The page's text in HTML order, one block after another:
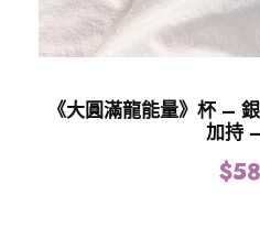
《大圓滿龍能量》杯 –
加持
$